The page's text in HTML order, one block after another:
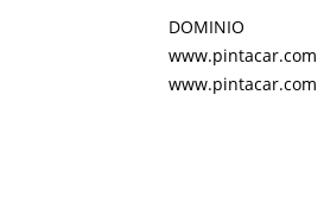
DOMINIO
www.pintacar.com
www.pintacar.com